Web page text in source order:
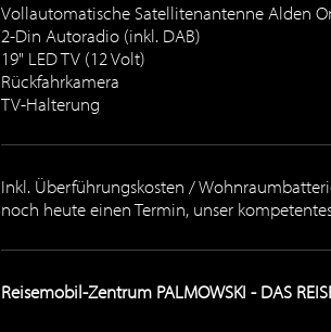
Vollautomatische Satellitenantenne Alden
2-Din Autoradio (inkl. DAB)
19" LED TV (12 Volt)
Rückfahrkamera
TV-Halterung
Inkl. Überführungskosten /
noch heute einen Termin, unser
Reisemobil-Zentrum PALMOWSKI - DAS